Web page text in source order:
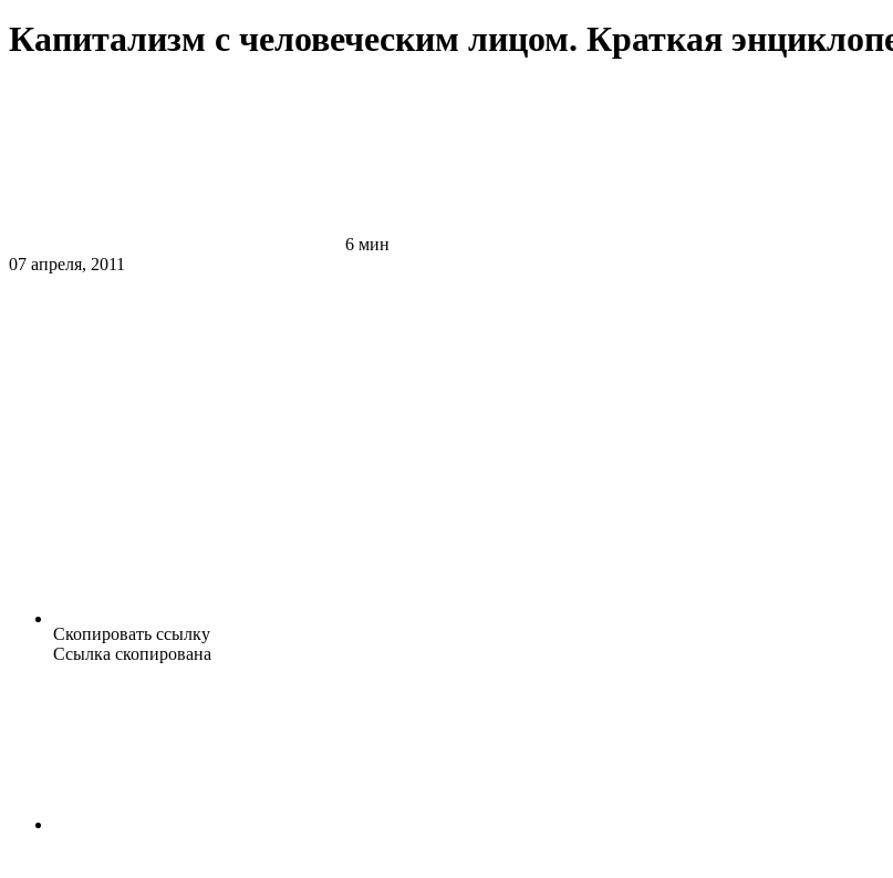
Капитализм с человеческим лицом. Краткая
6 мин
07 апреля, 2011
Скопировать ссылку
Ссылка скопирована